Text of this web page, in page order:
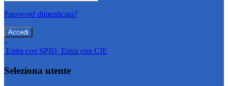
Password dimenticata?
-
Entra con SPID Entra con CIE
Seleziona utente